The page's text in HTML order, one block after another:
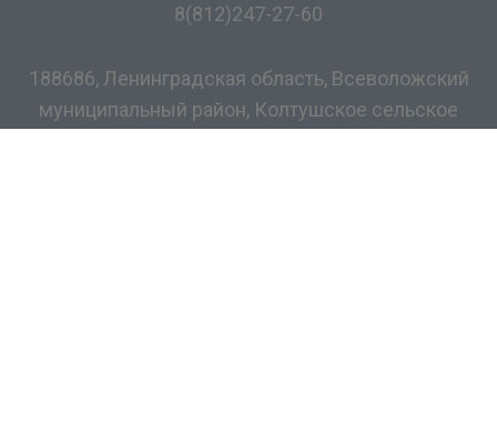
8(812)247-27-60
188686, Ленинградская область, Всеволожский
муниципальный район, Колтушское сельское